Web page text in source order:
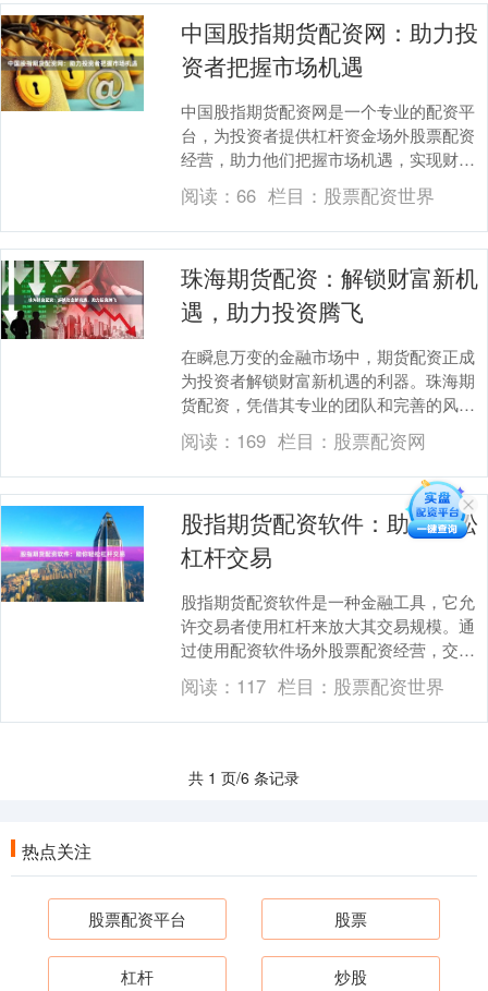
中国股指期货配资网：助力投
资者把握市场机遇
中国股指期货配资网是一个专业的配资平
台，为投资者提供杠杆资金场外股票配资
经营，助力他们把握市场机遇，实现财富
增值。 **杠杆资金，放大收益** 配资网提
供高达1....
阅读：66 栏目： 股票配资世界
珠海期货配资：解锁财富新机
遇，助力投资腾飞
在瞬息万变的金融市场中，期货配资正成
为投资者解锁财富新机遇的利器。珠海期
货配资，凭借其专业的团队和完善的风控
体系，为投资者提供安全可靠的配资服
务，助力投资腾飞。....
阅读： 169 栏目： 股票配资网
股指期货配资软件：助你轻松
杠杆交易
股指期货配资软件是一种金融工具，它允
许交易者使用杠杆来放大其交易规模。通
过使用配资软件场外股票配资经营，交易
者可以借入资金来增加其交易头寸，从而
提高潜在利润。 ....
阅读： 117 栏目： 股票配资世界
共 1 页/6 条记录
热点关注
股票配资平台 股票
杠杆 炒股